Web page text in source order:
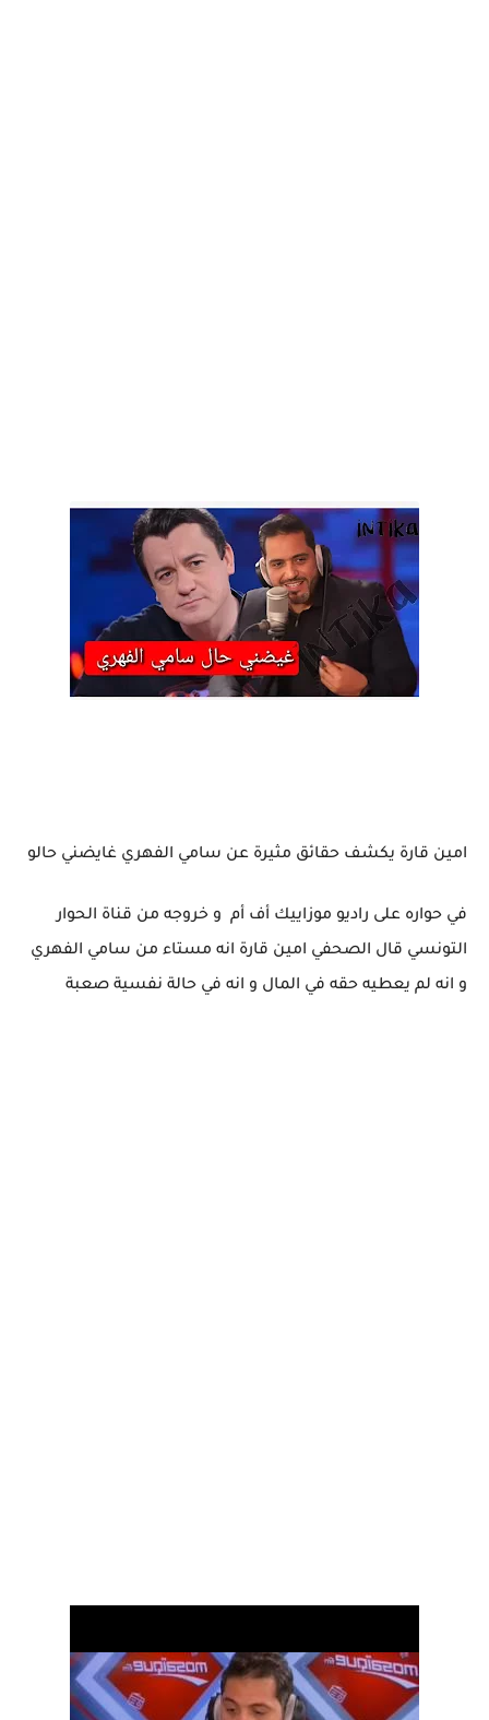
امين قارة يكشف حقائق مثيرة عن سامي الفهري غايضني حالو
في حواره على راديو موزاييك أف أم و خروجه من قناة الحوار
التونسي قال الصحفي امين قارة انه مستاء من سامي الفهري
و انه لم يعطيه حقه في المال و انه في حالة نفسية صعبة